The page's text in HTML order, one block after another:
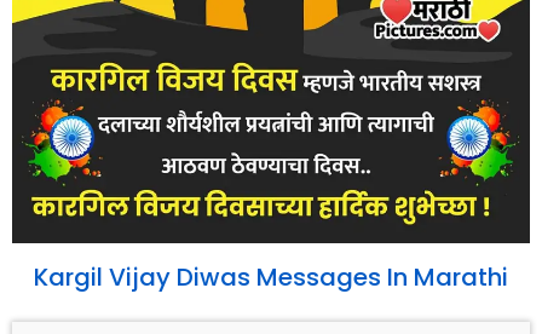
Kargil Vijay Diwas Messages In Marathi